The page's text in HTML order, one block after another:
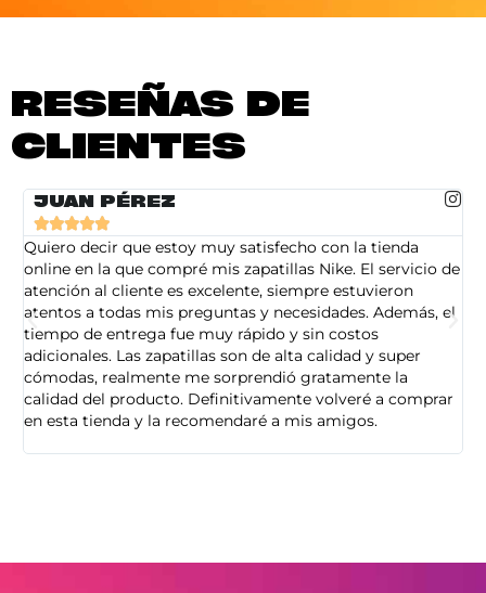
RESEÑAS DE
CLIENTES
JUAN PÉREZ

Quiero decir que estoy muy satisfecho con la tienda
online en la que compré mis zapatillas Nike. El servicio de
atención al cliente es excelente, siempre estuvieron
atentos a todas mis preguntas y necesidades. Además, el
tiempo de entrega fue muy rápido y sin costos
adicionales. Las zapatillas son de alta calidad y super
cómodas, realmente me sorprendió gratamente la
calidad del producto. Definitivamente volveré a comprar
en esta tienda y la recomendaré a mis amigos.